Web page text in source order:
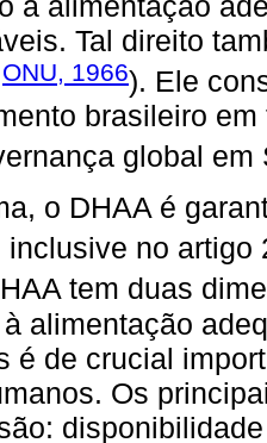
Tal direito
ONU, 1966). Ele
brasileiro
global
o DHAA é
inclusive no artigo
tem duas
alimentação
é de crucial
Os